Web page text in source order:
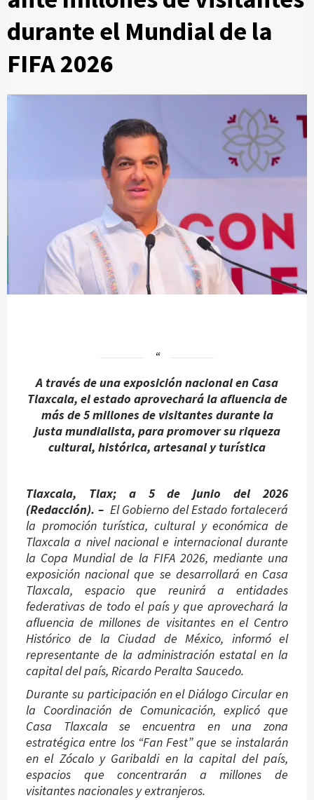
durante el Mundial de la
FIFA 2026
A través de una exposición nacional en Casa
Tlaxcala, el estado aprovechará la afluencia de
más de 5 millones de visitantes durante la
justa mundialista, para promover su riqueza
cultural, histórica, artesanal y turística
Tlaxcala, Tlax; a 5 de junio del 2026
(Redacción). – El Gobierno del Estado fortalecerá
la promoción turística, cultural y económica de
Tlaxcala a nivel nacional e internacional durante
la Copa Mundial de la FIFA 2026, mediante una
exposición nacional que se desarrollará en Casa
Tlaxcala, espacio que reunirá a entidades
federativas de todo el país y que aprovechará la
afluencia de millones de visitantes en el Centro
Histórico de la Ciudad de México, informó el
representante de la administración estatal en la
capital del país, Ricardo Peralta Saucedo.
Durante su participación en el Diálogo Circular en
la Coordinación de Comunicación, explicó que
Casa Tlaxcala se encuentra en una zona
estratégica entre los “Fan Fest” que se instalarán
en el Zócalo y Garibaldi en la capital del país,
espacios que concentrarán a millones de
visitantes nacionales y extranjeros.